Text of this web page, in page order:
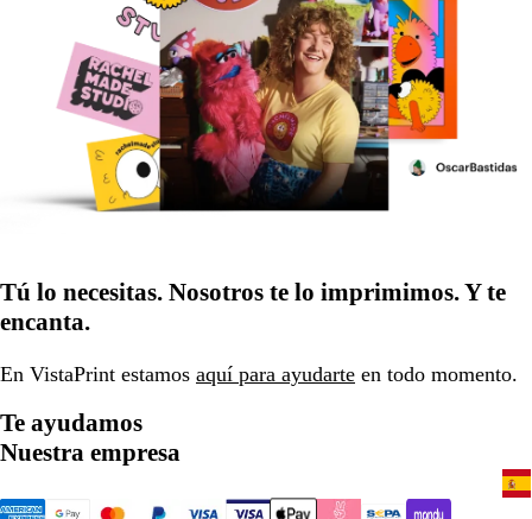
Tú lo necesitas. Nosotros te lo imprimimos. Y te
encanta.
En VistaPrint estamos aquí para ayudarte en todo momento.
Te ayudamos
Nuestra empresa